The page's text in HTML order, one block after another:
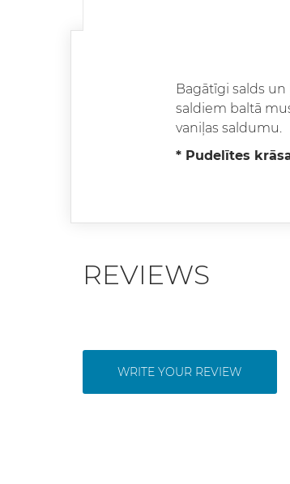
Bagātīgi salds un
saldiem baltā
vaniļas saldumu.
* Pudelītes
REVIEWS
WRITE YOUR REVIEW